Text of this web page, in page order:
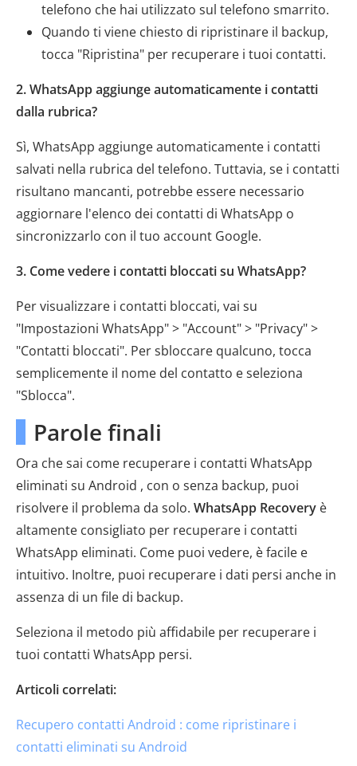
telefono che hai utilizzato sul telefono smarrito.
Quando ti viene chiesto di ripristinare il backup,
tocca "Ripristina" per recuperare i tuoi contatti.
2. WhatsApp aggiunge automaticamente i contatti
dalla rubrica?
Sì, WhatsApp aggiunge automaticamente i contatti
salvati nella rubrica del telefono. Tuttavia, se i contatti
risultano mancanti, potrebbe essere necessario
aggiornare l'elenco dei contatti di WhatsApp o
sincronizzarlo con il tuo account Google.
3. Come vedere i contatti bloccati su WhatsApp?
Per visualizzare i contatti bloccati, vai su
"Impostazioni WhatsApp" > "Account" > "Privacy" >
"Contatti bloccati". Per sbloccare qualcuno, tocca
semplicemente il nome del contatto e seleziona
"Sblocca".
Parole finali
Ora che sai come recuperare i contatti WhatsApp
eliminati su Android , con o senza backup, puoi
risolvere il problema da solo. WhatsApp Recovery è
altamente consigliato per recuperare i contatti
WhatsApp eliminati. Come puoi vedere, è facile e
intuitivo. Inoltre, puoi recuperare i dati persi anche in
assenza di un file di backup.
Seleziona il metodo più affidabile per recuperare i
tuoi contatti WhatsApp persi.
Articoli correlati:
Recupero contatti Android : come ripristinare i
contatti eliminati su Android